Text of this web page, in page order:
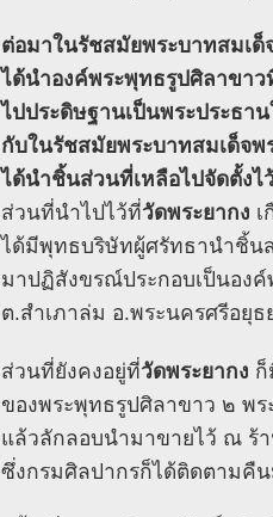
ต่อมาในรัชสมัยพระบาทสมเด็
ได้นำองค์พระพุทธรูปศิลาขา
ไปประดิษฐานเป็นพระประธา
กับในรัชสมัยพระบาทสมเด็จพ
ได้นำชิ้นส่วนที่เหลือไปจัดตั้งไ
ส่วนที่นำไปไว้ที่วัดพระยากง
ได้มีพุทธบริษัทผู้ศรัทธานำชิ้น
มาปฏิสังขรณ์ประกอบเป็นอง
ต.สำเภาล่ม อ.พระนครศรีอยุ
ส่วนที่ยังคงอยู่ที่วัดพระยากง ก็
ของพระพุทธรูปศิลาขาว ๒ พร
แล้วลักลอบนำมาขายไว้ ณ ร้า
ซึ่งกรมศิลปากรก็ได้ติดตามคื